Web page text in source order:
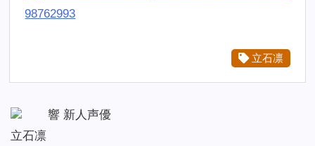
98762993
立石凛
響 新人声優
立石凛